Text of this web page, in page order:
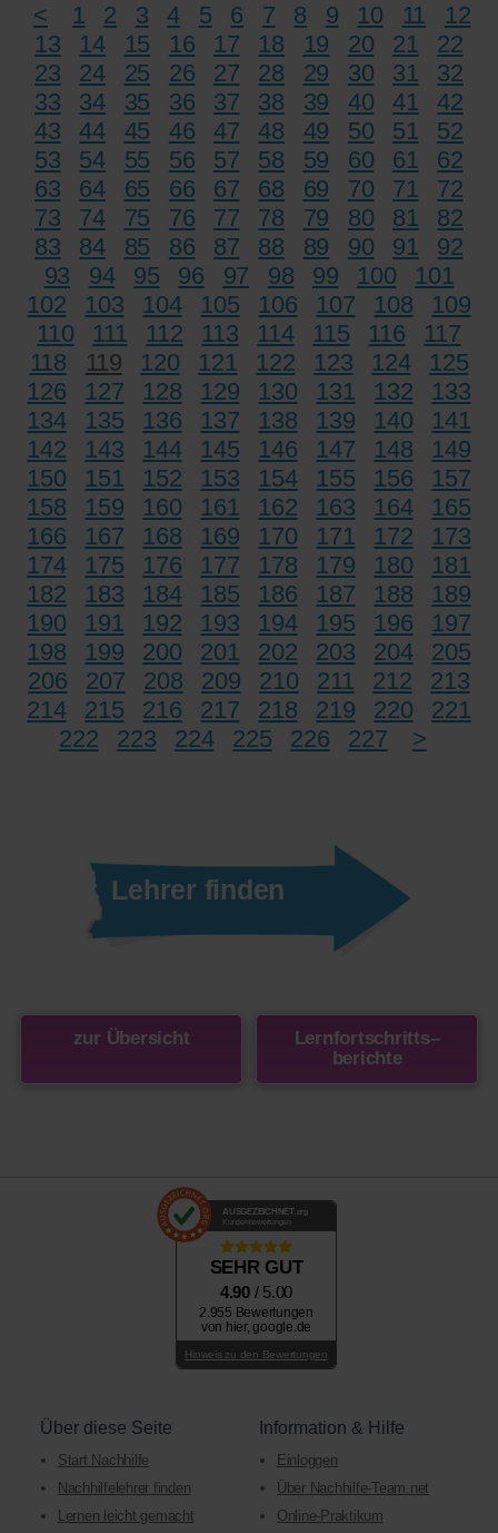
< 1 2 3 4 5 6 7 8 9 10 11
12
13
14 15 16 17 18 19 20 21
22
23
24 25 26 27 28 29 30 31
32
33
34 35 36 37 38 39 40 41
42
43
44 45 46 47 48 49 50 51
52
53
54 55 56 57 58 59 60 61
62
63
64 65 66 67 68 69 70 71
72
73
74 75 76 77 78 79 80 81
82
83
84 85 86 87 88 89 90 91
92
93
94 95 96 97 98 99 100
101
102
103 104 105 106 107 108
109
110
111 112 113 114 115 116
117
118
119 120 121 122 123 124
125
126
127 128 129 130 131 132
133
134
135 136 137 138 139 140
141
142
143 144 145 146 147 148
149
150
151 152 153 154 155 156
157
158
159 160 161 162 163 164
165
166
167 168 169 170 171 172
173
174
175 176 177 178 179 180
181
182
183 184 185 186 187 188
189
190
191 192 193 194 195 196
197
198
199 200 201 202 203 204
205
206
207 208 209 210 211 212
213
214
215 216 217 218 219 220
221
222
223 224 225 226 227 >
Lehrer finden
Lernfortschritts–
berichte
zur Übersicht
AUSGEZEICHNET .org
Kundenbewertungen
SEHR GUT
4.90 / 5.00
2.955 Bewertungen
von hier, google.de
Hinweis zu den Bewertungen
Über diese Seite
Start Nachhilfe
Nachhilfelehrer finden
Lernen leicht gemacht
Information & Hilfe
Einloggen
Über Nachhilfe-Team.net
Online-Praktikum